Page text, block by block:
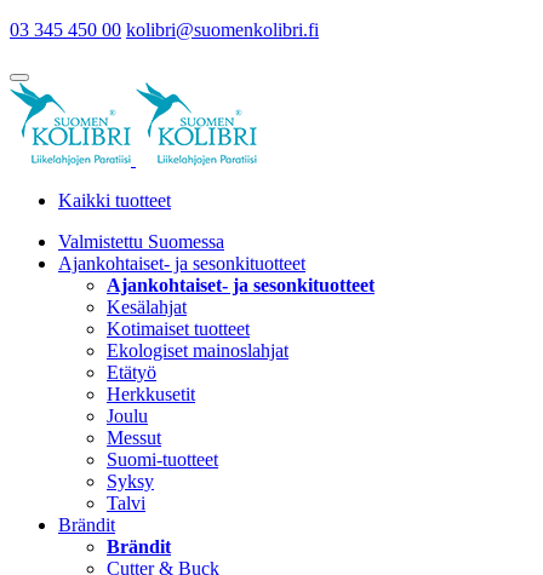
03 345 450 00 kolibri@suomenkolibri.fi
Kaikki tuotteet
Valmistettu Suomessa
Ajankohtaiset- ja sesonkituotteet
Ajankohtaiset- ja sesonkituotteet
Kesälahjat
Kotimaiset tuotteet
Ekologiset mainoslahjat
Etätyö
Herkkusetit
Joulu
Messut
Suomi-tuotteet
Syksy
Talvi
Brändit
Brändit
Cutter & Buck